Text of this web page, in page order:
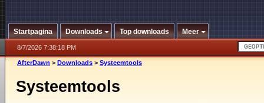
Startpagina Downloads Top downloads Meer
8/7/2026 7:38:18 PM
AfterDawn > Downloads > Systeemtools
Systeemtools